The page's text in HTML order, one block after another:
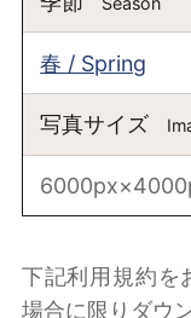
春 / Spring
写真サイズ
下記利用規約を
場合に限りダウ